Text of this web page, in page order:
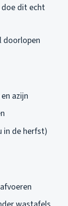
doe dit echt
doorlopen
azijn
in de herfst)